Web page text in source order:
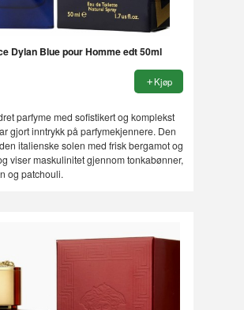
Dylan Blue pour Homme edt 50ml
Kjøp
parfyme med sofistikert og komplekst
gjort inntrykk på parfymekjennere. Den
italienske solen med frisk bergamot og
viser maskulinitet gjennom tonkabønner,
og patchouli.